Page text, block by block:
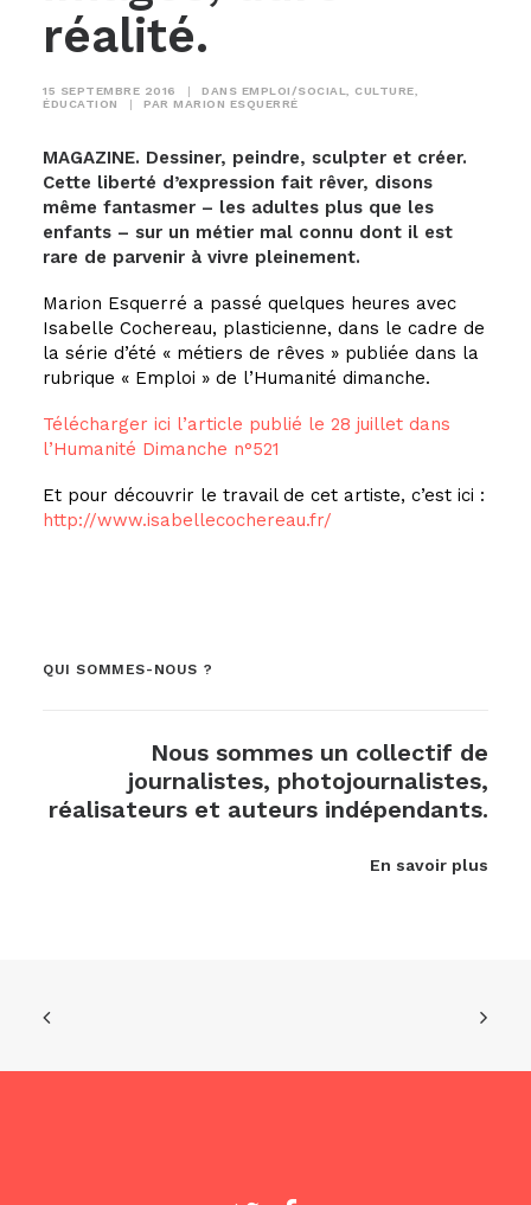
réalité.
15 SEPTEMBRE 2016 | DANS EMPLOI/SOCIAL CULTURE
ÉDUCATION
| PAR MARION ESQUERRÉ
MAGAZINE. Dessiner, peindre, sculpter et créer.
Cette liberté d’expression fait rêver, disons
même fantasmer – les adultes plus que les
enfants – sur un métier mal connu dont il est
rare de parvenir à vivre pleinement.
Marion Esquerré a passé quelques heures avec
Isabelle Cochereau, plasticienne, dans le cadre de
la série d’été « métiers de rêves » publiée dans la
rubrique « Emploi » de l’Humanité dimanche.
Télécharger ici l’article publié le 28 juillet dans
l’Humanité Dimanche n°521
Et pour découvrir le travail de cet artiste, c’est ici :
http://www.isabellecochereau.fr/
QUI SOMMES-NOUS ?
Nous sommes un collectif de
journalistes, photojournalistes,
réalisateurs et auteurs indépendants.
En savoir plus